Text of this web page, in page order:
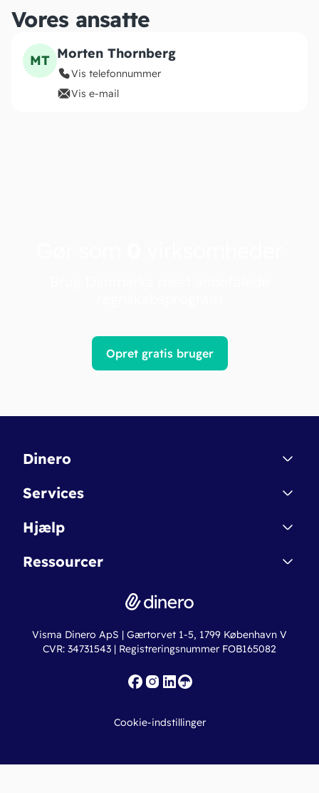
Vores ansatte
MT Morten Thornberg
Vis telefonnummer
Vis e-mail
Opret gratis bruger
Dinero
Kontakt
Betingelser & Sikkerhed
Nye funktioner
Services
Dinero Starter
Dinero Pro
Erhvervslån
Fakturaskabeloner
Hjælp
Regnskabsordbogen
Online regnskabskurser
Ressourcer
Ny virksomhed
Iværksætterlegat
Visma Dinero ApS | Gærtorvet 1-5, 1799 København V
CVR: 34731543 | Registreringsnummer FOB165082
Cookie-indstillinger